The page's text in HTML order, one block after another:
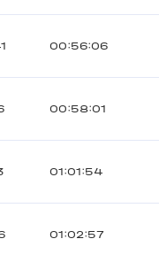
00:56:06
00:58:01
01:01:54
01:02:57